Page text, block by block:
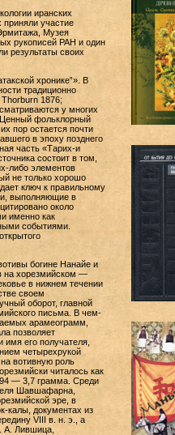
иранских
приняли участие
Музея
рукописей РАН и один
результаты своих
хронике‟». В
традиционно
1876;
у многих
Ценный фольклорный
пор остается почти
в эпоху позднего
часть «Тарих-и
состоит в том,
либо элементов
не только хорошо
ключ к правильному
выполняющие в
около
именно как
событиями.
богине Нанайе и
на хорезмийском —
в нижнем течении
своем
оборот, главной
письма. В чем-
арамеограмм,
позволяет
его получателя,
четырехрукой
вотивную роль
читалось как
— 3,7 грамма. Среди
Шавшафарна,
эре, в
калы, документах из
VIII в. н. э., а
А. Лившица,